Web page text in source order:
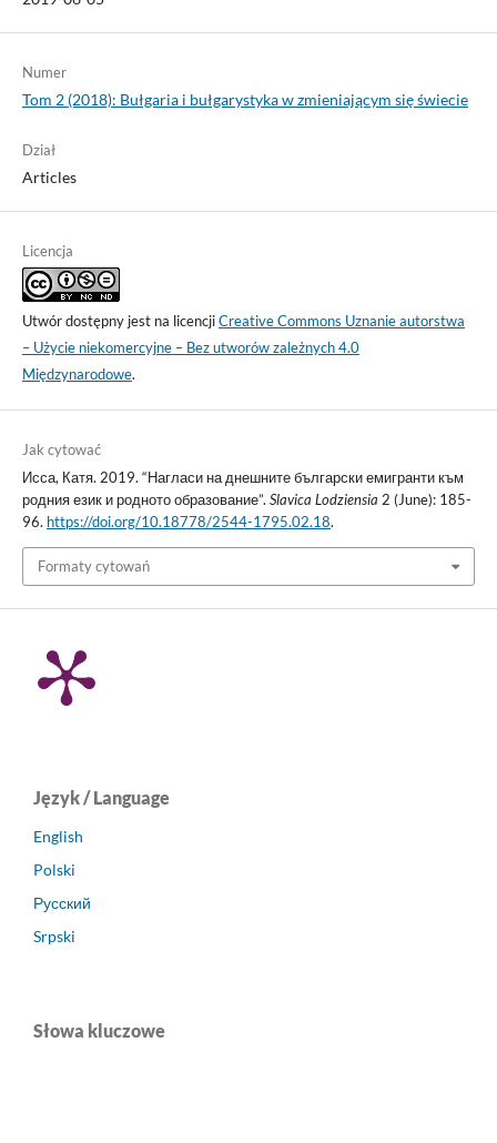
Numer
Tom 2 (2018): Bułgaria i bułgarystyka w zmieniającym się świecie
Dział
Articles
Licencja
Utwór dostępny jest na licencjiCreative Commons Uznanie autorstwa
– Użycie niekomercyjne – Bez utworów zależnych 4.0
Międzynarodowe.
Jak cytować
Исса, Катя. 2019. “Нагласи на днешните български емигранти към
родния език и родното образование”. Slavica Lodziensia 2 (June): 185-
96. https://doi.org/10.18778/2544-1795.02.18.
Formaty cytowań
Język / Language
English
Polski
Русский
Srpski
Słowa kluczowe